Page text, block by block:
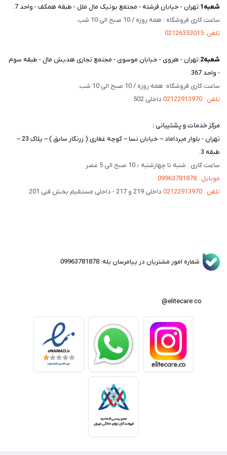
شعبه‌1 :تهران - خیابان فرشته - مجتمع بوتیک مال ملل - طبقه همکف - واحد 7.
ساعت کاری فروشگاه : همه روزه / 10 صبح الی 10 شب.
تلفن :02126353015
شعبه‌2 :تهران - هروی - خیابان موسوی - مجتمع تجاری هدیش مال - طبقه سوم
- واحد 367.
ساعت کاری فروشگاه: همه روزه / 10 صبح الی 10 شب.
تلفن : 02122913970
داخلی 502
مرکز خدمات و پشتیبانی :
تهران - بلوار میرداماد – خیابان نسا – کوچه غفاری ( زرنگار سابق ) – پلاک 23 –
طبقه 3.
ساعت کاری : شنبه تا چهارشنبه ٫ 10 صبح الی 5 عصر
موبایل : 09963781878
تلفن : 02122913970
داخلی 219 و 217 - داخلی مستقیم بخش فنی 201
شماره امور مشتریان در پیامرسان بله: 09963781878